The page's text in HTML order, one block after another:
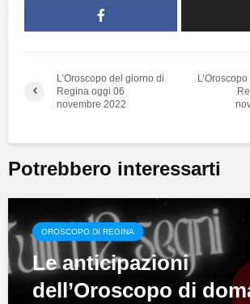
L’Oroscopo del giorno di
Regina oggi 06
novembre 2022
Potrebbero interessarti
OROSCOPO DI REGINA
Le anticipazioni
dell’Oroscopo di